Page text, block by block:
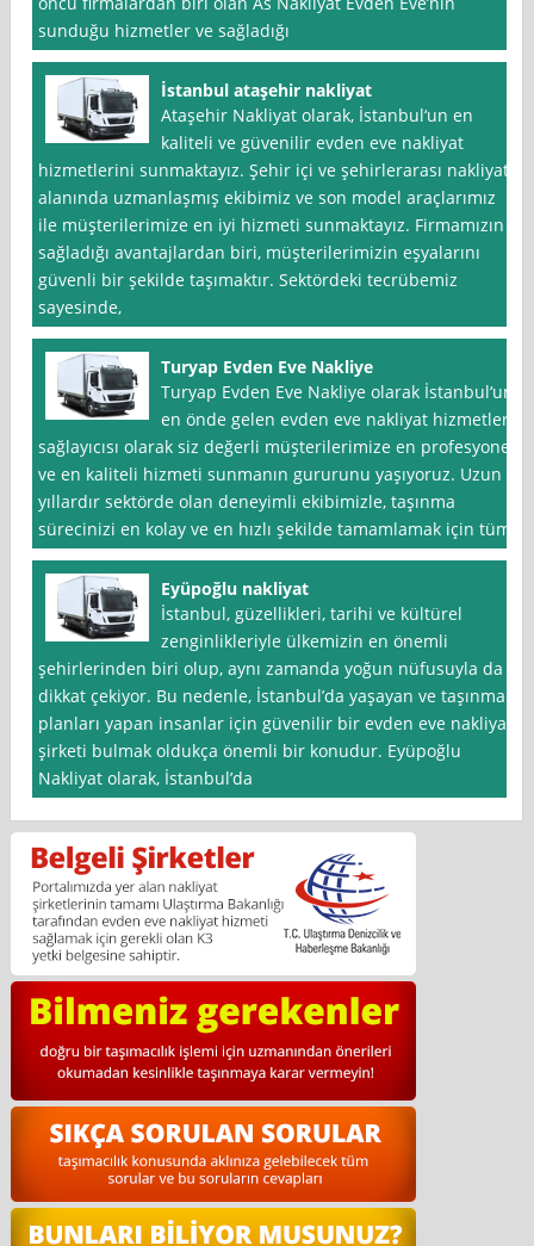
sunduğu hizmetler ve sağladığı
İstanbul ataşehir nakliyat
Ataşehir Nakliyat olarak, İstanbul‘un en
kaliteli ve güvenilir evden eve nakliyat
hizmetlerini sunmaktayız. Şehir içi ve şehirlerarası nakliyat
alanında uzmanlaşmış ekibimiz ve son model araçlarımız
ile müşterilerimize en iyi hizmeti sunmaktayız. Firmamızın
sağladığı avantajlardan biri, müşterilerimizin eşyalarını
güvenli bir şekilde taşımaktır. Sektördeki tecrübemiz
sayesinde,
Turyap Evden Eve Nakliye
Turyap Evden Eve Nakliye olarak İstanbul‘un
en önde gelen evden eve nakliyat hizmetleri
sağlayıcısı olarak siz değerli müşterilerimize en profesyonel
ve en kaliteli hizmeti sunmanın gururunu yaşıyoruz. Uzun
yıllardır sektörde olan deneyimli ekibimizle, taşınma
sürecinizi en kolay ve en hızlı şekilde tamamlamak için tüm
Eyüpoğlu nakliyat
İstanbul, güzellikleri, tarihi ve kültürel
zenginlikleriyle ülkemizin en önemli
şehirlerinden biri olup, aynı zamanda yoğun nüfusuyla da
dikkat çekiyor. Bu nedenle, İstanbul’da yaşayan ve taşınma
planları yapan insanlar için güvenilir bir evden eve nakliyat
şirketi bulmak oldukça önemli bir konudur. Eyüpoğlu
Nakliyat olarak, İstanbul’da